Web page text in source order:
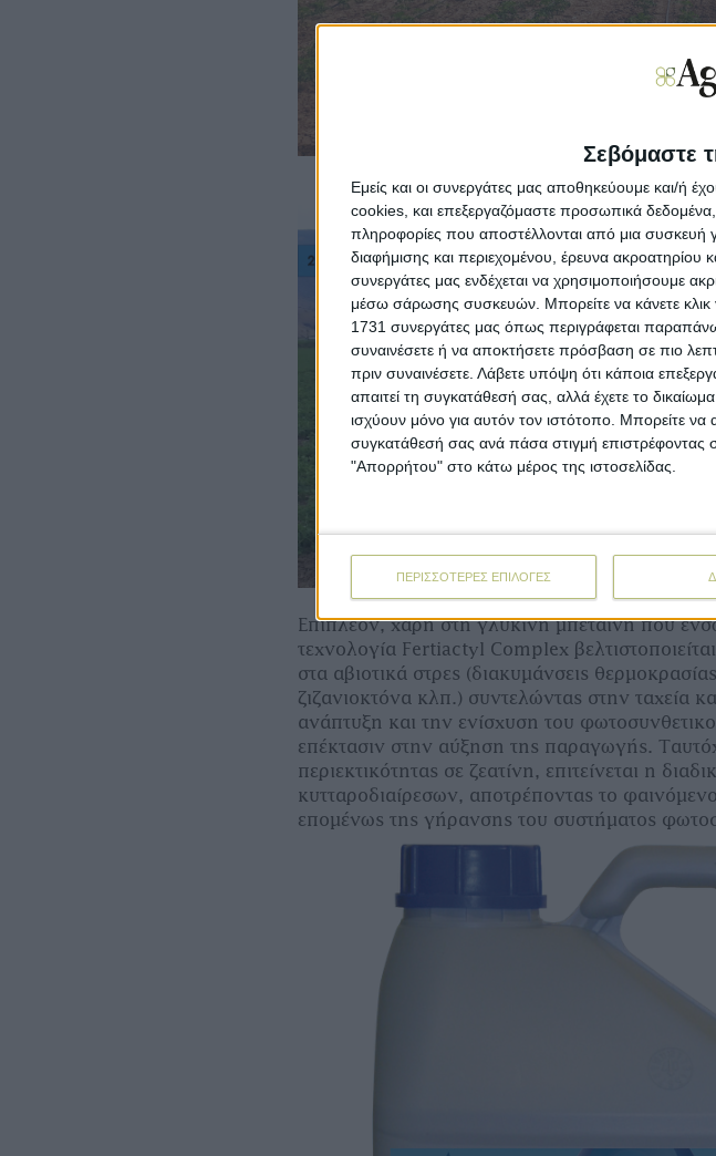
Σεβόμαστε
Εμείς και οι συνεργάτες μας αποθηκεύουμε και/ή
cookies, και επεξεργαζόμαστε προσωπικά
πληροφορίες που αποστέλλονται από μια συσκευή
διαφήμισης και περιεχομένου, έρευνα ακροατηρίου
συνεργάτες μας ενδέχεται να χρησιμοποιήσουμε
μέσω σάρωσης συσκευών. Μπορείτε να κάνετε κλικ
1731 συνεργάτες μας όπως περιγράφεται
συναινέσετε ή να αποκτήσετε πρόσβαση σε πιο
πριν συναινέσετε. Λάβετε υπόψη ότι κάποια
απαιτεί τη συγκατάθεσή σας, αλλά έχετε το
ισχύουν μόνο για αυτόν τον ιστότοπο. Μπορείτε να
συγκατάθεσή σας ανά πάσα στιγμή επιστρέφοντας
"Απορρήτου" στο κάτω μέρος της ιστοσελίδας.
ΠΕΡΙΣΣΟΤΕΡΕΣ ΕΠΙΛΟΓΕΣ
Επιπλέον, χάρη στη γλυκίνη μπεταΐνη που
τεχνολογία Fertiactyl Complex
στα αβιοτικά στρες (διακυμάνσεις
ζιζανιοκτόνα κλπ.) συντελώντας στην ταχεία
ανάπτυξη και την ενίσχυση του
επέκτασιν στην αύξηση της παραγωγής.
περιεκτικότητας σε ζεατίνη, επιτείνεται η
κυτταροδιαίρεσων, αποτρέποντας το
επομένως της γήρανσης του συστήματος